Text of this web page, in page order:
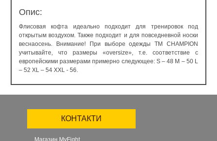
Опис:
Флисовая кофта идеально подходит для тренировок под
открытым воздухом. Также подходит и для повседневной носки
веснаосень. Внимание! При выборе одежды ТМ CHАMPION
учитывайте, что размеры «oversize», т.е. соответствие с
европейскими размерами примерно следующее: S – 48 M – 50 L
– 52 XL – 54 XXL - 56.
КОНТАКТИ
Магазин MyFight